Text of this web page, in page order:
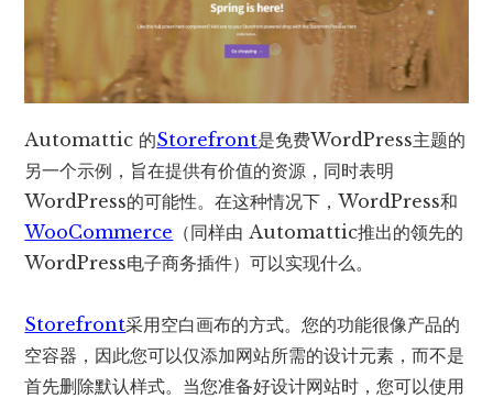
Automattic 的Storefront是免费WordPress主题的
另一个示例，旨在提供有价值的资源，同时表明
WordPress的可能性。在这种情况下，WordPress和
WooCommerce （同样由 Automattic推出的领先的
WordPress电子商务插件）可以实现什么。
Storefront采用空白画布的方式。您的功能很像产品的
空容器，因此您可以仅添加网站所需的设计元素，而不是
首先删除默认样式。当您准备好设计网站时，您可以使用